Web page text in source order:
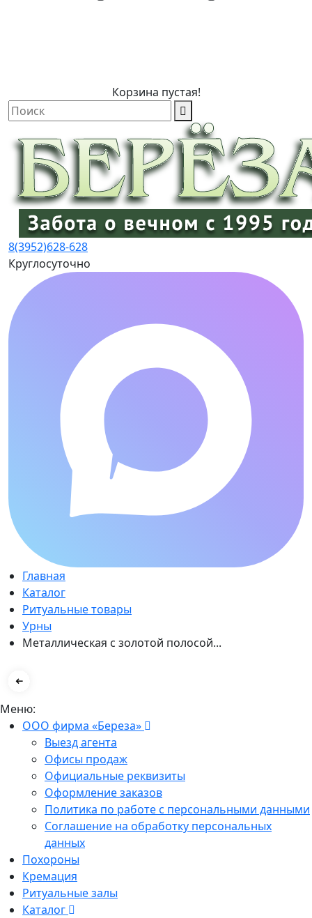
Меню:
ООО фирма «Береза»
Выезд агента
Офисы продаж
Официальные реквизиты
Оформление заказов
Политика по работе с персональными данными
Соглашение на обработку персональных
данных
Похороны
Кремация
Ритуальные залы
Каталог
Корзина пустая!
8(3952)628-628
Круглосуточно
Главная
Каталог
Ритуальные товары
Урны
Металлическая с золотой полосой...